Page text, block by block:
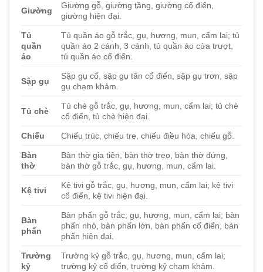
Giường
Giường gỗ, giường tầng, giường cổ điển,
giường hiện đại.
Tủ
quần
áo
Tủ quần áo gỗ trắc, gụ, hương, mun, cẩm lai; tủ
quần áo 2 cánh, 3 cánh, tủ quần áo cửa trượt,
tủ quần áo cổ điển.
Sập gụ
Sập gụ cổ, sập gụ tân cổ điển, sập gụ trơn, sập
gụ chạm khảm.
Tủ chè
Tủ chè gỗ trắc, gụ, hương, mun, cẩm lai; tủ chè
cổ điển, tủ chè hiện đại.
Chiếu Chiếu trúc, chiếu tre, chiếu điều hòa, chiếu gỗ.
Bàn
thờ
Bàn thờ gia tiên, bàn thờ treo, bàn thờ đứng,
bàn thờ gỗ trắc, gụ, hương, mun, cẩm lai.
Kệ tivi
Kệ tivi gỗ trắc, gụ, hương, mun, cẩm lai; kệ tivi
cổ điển, kệ tivi hiện đại.
Bàn
phấn
Bàn phấn gỗ trắc, gụ, hương, mun, cẩm lai; bàn
phấn nhỏ, bàn phấn lớn, bàn phấn cổ điển, bàn
phấn hiện đại.
Trường
kỷ
Trường kỷ gỗ trắc, gụ, hương, mun, cẩm lai;
trường kỷ cổ điển, trường kỷ chạm khảm.